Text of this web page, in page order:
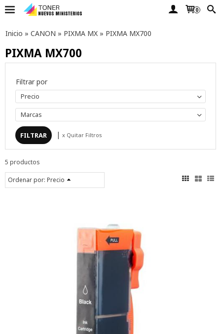
0
Inicio » CANON » PIXMA MX » PIXMA MX700
PIXMA MX700
Filtrar por
Precio
Marcas
| x Quitar Filtros
5 productos
Ordenar por: Precio